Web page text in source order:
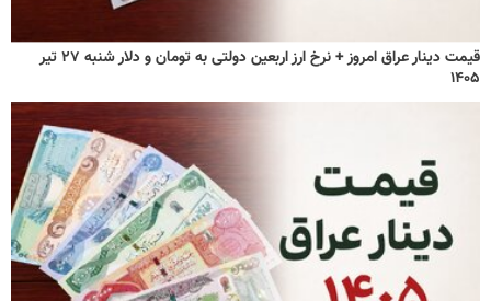
قیمت دینار عراق امروز + نرخ ارز اربعین دولتی به تومان و دلار شنبه ۲۷ تیر
۱۴۰۵